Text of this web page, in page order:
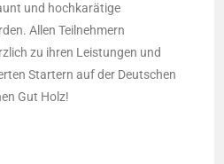
und hochkarätige
Allen Teilnehmern
zu ihren Leistungen und
Startern auf der Deutschen
Gut Holz!